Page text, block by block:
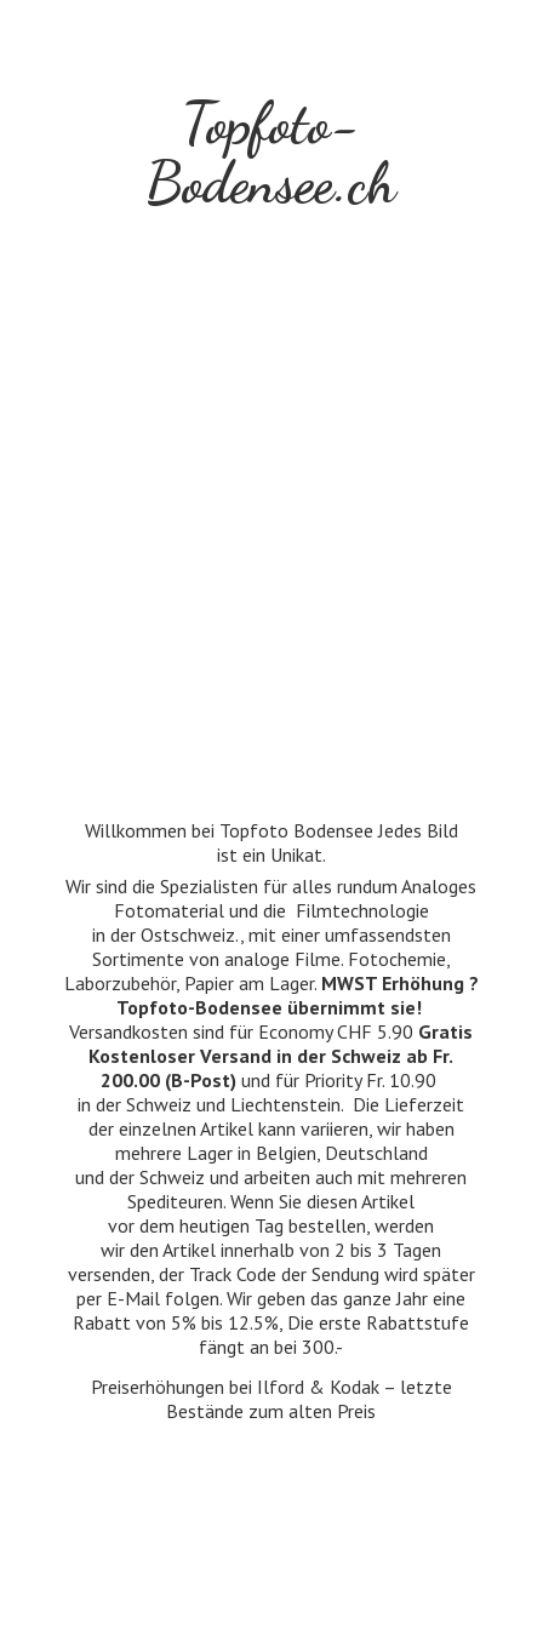
Topfoto-
Bodensee.ch
Willkommen bei Topfoto Bodensee Jedes Bild
ist ein Unikat.
Wir sind die Spezialisten für alles rundum Analoges
Fotomaterial und die Filmtechnologie
in der Ostschweiz., mit einer umfassendsten
Sortimente von analoge Filme. Fotochemie,
Laborzubehör, Papier am Lager. MWST Erhöhung ?
Topfoto-Bodensee übernimmt sie!
Versandkosten sind für Economy CHF 5.90 Gratis
Kostenloser Versand in der Schweiz ab Fr.
200.00 (B-Post) und für Priority Fr. 10.90
in der Schweiz und Liechtenstein. Die Lieferzeit
der einzelnen Artikel kann variieren, wir haben
mehrere Lager in Belgien, Deutschland
und der Schweiz und arbeiten auch mit mehreren
Spediteuren. Wenn Sie diesen Artikel
vor dem heutigen Tag bestellen, werden
wir den Artikel innerhalb von 2 bis 3 Tagen
versenden, der Track Code der Sendung wird später
per E-Mail folgen. Wir geben das ganze Jahr eine
Rabatt von 5% bis 12.5%, Die erste Rabattstufe
fängt an bei 300.-
Preiserhöhungen bei Ilford & Kodak – letzte
Bestände zumalten Preis